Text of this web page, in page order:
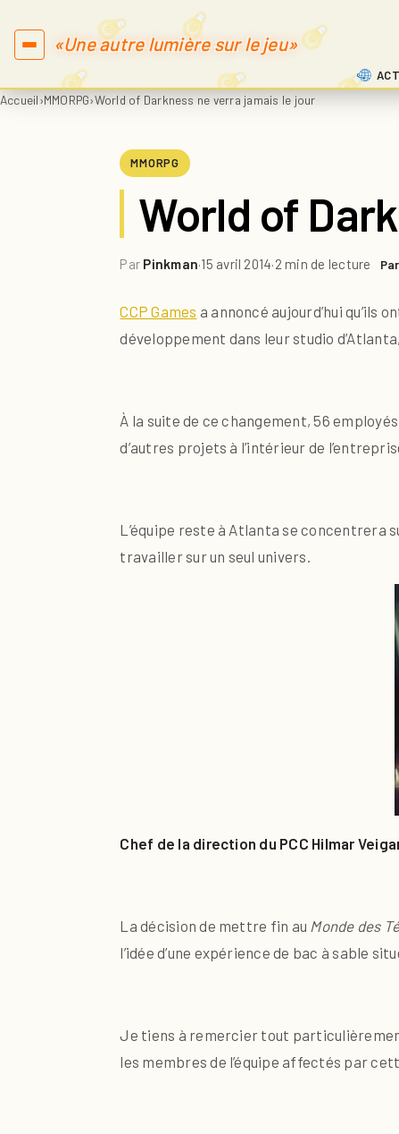
«Une autre lumière sur le jeu»
Accueil›MMORPG›World of Darkness ne verra jamais le jour
MMORPG
World of
Par Pinkman·15 avril 2014·2 min de lecture
CCP Games a annoncé aujourd’hui qu’ils
développement dans leur studio
À la suite de ce changement, 56
d’autres projets à l’intérieur de
L’équipe reste à Atlanta se concentrera
travailler sur un seul univers.
Chef de la direction du PCC Hilmar
La décision de mettre fin au Monde des
l’idée d’une expérience de bac à sable
Je tiens à remercier tout
les membres de l’équipe affectés par